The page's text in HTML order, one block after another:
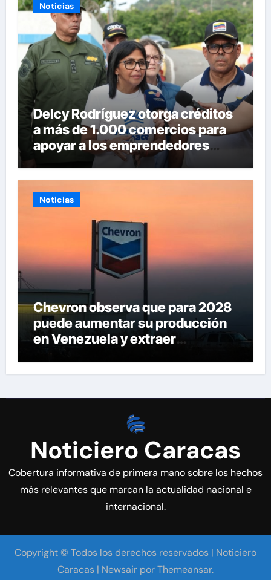
Noticias
Delcy Rodríguez otorga créditos
a más de 1.000 comercios para
apoyar a los emprendedores
afectados por los terremotos
Noticias
Chevron observa que para 2028
puede aumentar su producción
en Venezuela y extraer
diarios
Noticiero Caracas
Cobertura informativa de primera mano sobre los hechos
más relevantes que marcan la actualidad nacional e
internacional.
Copyright © Todos los derechos reservados | Noticiero
Caracas | Newsair porThemeansar.